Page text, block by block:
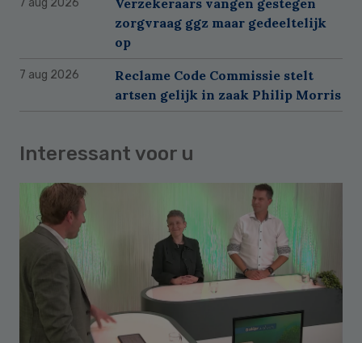
zorgvraag ggz maar gedeeltelijk
op
7 aug 2026
Reclame Code Commissie stelt
artsen gelijk in zaak Philip Morris
Interessant voor u